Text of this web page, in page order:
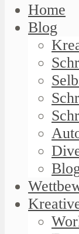
Home
Blog